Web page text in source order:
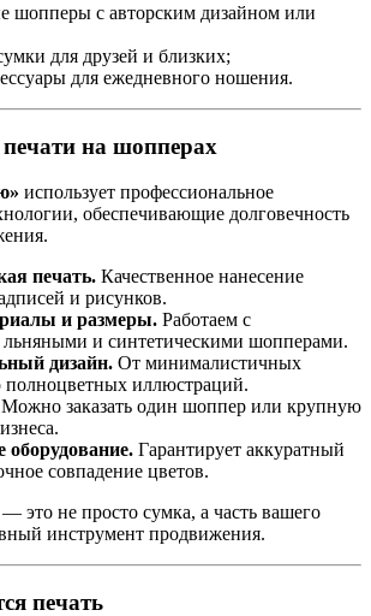
шопперы с авторским дизайном или
для друзей и близких;
для ежедневного ношения.
на шопперах
использует профессиональное
обеспечивающие долговечность
печать. Качественное нанесение
и рисунков.
и размеры. Работаем с
и синтетическими шопперами.
дизайн. От минималистичных
полноцветных иллюстраций.
Можно заказать один шоппер или крупную
оборудование. Гарантирует аккуратный
совпадение цветов.
это не просто сумка, а часть вашего
инструмент продвижения.
печать